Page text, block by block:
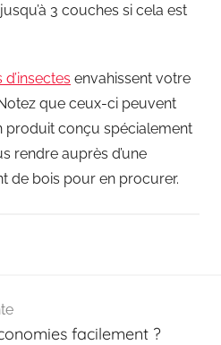
3 couches si cela est
d’insectes envahissent votre
que ceux-ci peuvent
produit conçu spécialement
rendre auprès d’une
de bois pour en procurer.
facilement ?